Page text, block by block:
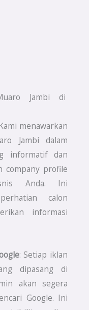
Jambi di
menawarkan
Jambi dalam
informatif dan
company profile
Anda. Ini
calon
informasi
: Setiap iklan
dipasang di
akan segera
Google. Ini